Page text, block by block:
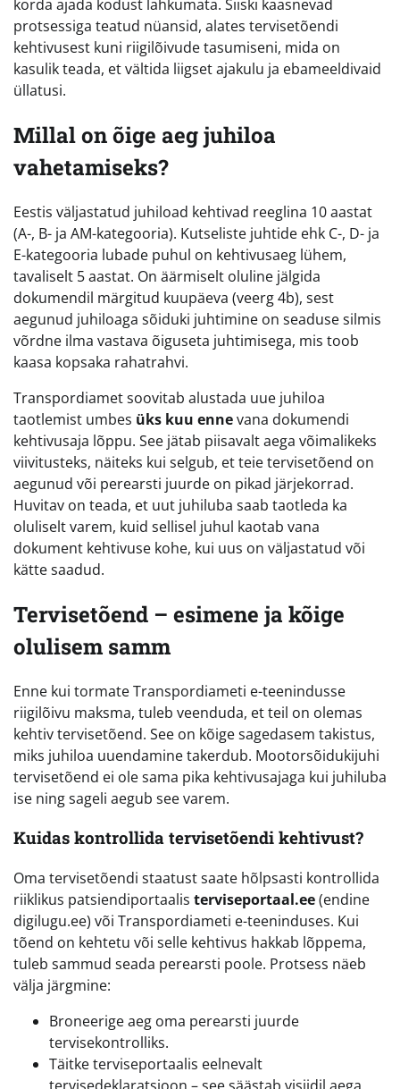
korda ajada kodust lahkumata. Siiski kaasnevad
protsessiga teatud nüansid, alates tervisetõendi
kehtivusest kuni riigilõivude tasumiseni, mida on
kasulik teada, et vältida liigset ajakulu ja ebameeldivaid
üllatusi.
Millal on õige aeg juhiloa
vahetamiseks?
Eestis väljastatud juhiload kehtivad reeglina 10 aastat
(A-, B- ja AM-kategooria). Kutseliste juhtide ehk C-, D- ja
E-kategooria lubade puhul on kehtivusaeg lühem,
tavaliselt 5 aastat. On äärmiselt oluline jälgida
dokumendil märgitud kuupäeva (veerg 4b), sest
aegunud juhiloaga sõiduki juhtimine on seaduse silmis
võrdne ilma vastava õiguseta juhtimisega, mis toob
kaasa kopsaka rahatrahvi.
Transpordiamet soovitab alustada uue juhiloa
taotlemist umbes üks kuu ennevana dokumendi
kehtivusaja lõppu. See jätab piisavalt aega võimalikeks
viivitusteks, näiteks kui selgub, et teie tervisetõend on
aegunud või perearsti juurde on pikad järjekorrad.
Huvitav on teada, et uut juhiluba saab taotleda ka
oluliselt varem, kuid sellisel juhul kaotab vana
dokument kehtivuse kohe, kui uus on väljastatud või
kätte saadud.
Tervisetõend – esimene ja kõige
olulisem samm
Enne kui tormate Transpordiameti e-teenindusse
riigilõivu maksma, tuleb veenduda, et teil on olemas
kehtiv tervisetõend. See on kõige sagedasem takistus,
miks juhiloa uuendamine takerdub. Mootorsõidukijuhi
tervisetõend ei ole sama pika kehtivusajaga kui juhiluba
ise ning sageli aegub see varem.
Kuidas kontrollida tervisetõendi kehtivust?
Oma tervisetõendi staatust saate hõlpsasti kontrollida
riiklikus patsiendiportaalis terviseportaal.ee(endine
digilugu.ee) või Transpordiameti e-teeninduses. Kui
tõend on kehtetu või selle kehtivus hakkab lõppema,
tuleb sammud seada perearsti poole. Protsess näeb
välja järgmine:
Broneerige aeg oma perearsti juurde
tervisekontrolliks.
Täitke terviseportaalis eelnevalt